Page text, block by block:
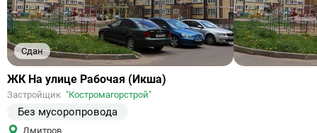
Сдан
Ссылка
объект
ЖК На улице Рабочая (Икша)
Застройщик "Костромагорстрой"
Без мусоропровода
Дмитров